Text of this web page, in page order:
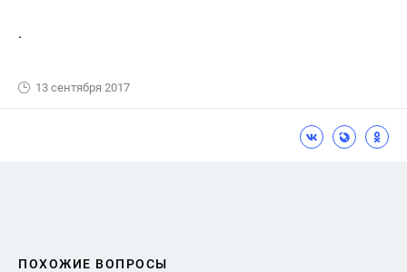
.
13 сентября 2017
ПОХОЖИЕ ВОПРОСЫ